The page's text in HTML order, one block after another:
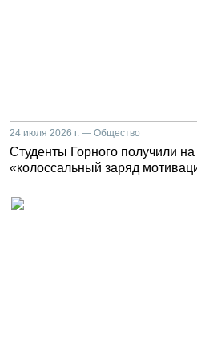
24 июля 2026 г. — Общество
Студенты Горного получили
«колоссальный заряд